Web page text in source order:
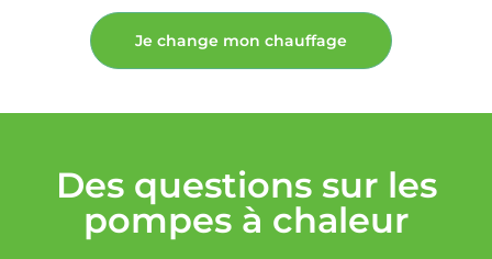
Je change mon chauffage
Des questions sur les
pompes à chaleur